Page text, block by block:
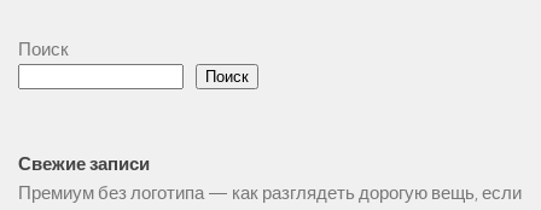
Поиск
Поиск
Свежие записи
Премиум без логотипа — как разглядеть дорогую вещь, если